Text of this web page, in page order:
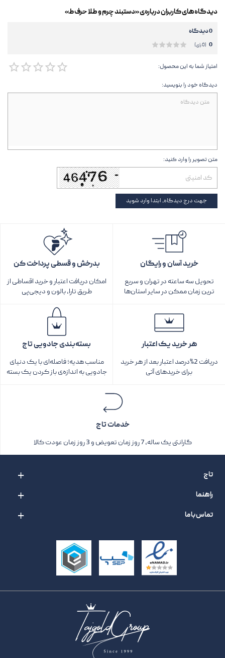
دیدگاه‌های کاربران درباره‌ی «دستبند چرم و طلا حرف ط»
0 دیدگاه
0 (0 رای)
امتیاز شما به این محصول:
دیدگاه خود را بنویسید:
متن تصویر را وارد کنید:
جهت درج دیدگاه، ابتدا وارد شوید
خرید آسان و رایگان
تحویل سه ساعته در تهران و سریع
ترین زمان ممکن در سایر استان‌ها
بدرخش و قسطی پرداخت کن
امکان دریافت اعتبار و خرید اقساطی از
طریق تارا، بالون و دیجی‌پی
هر خرید یک اعتبار
دریافت 2%درصد اعتبار بعد از هر خرید
برای خریدهای آتی
بسته‌بندی جادویی تاج
مناسب هدیه؛ فاصله‌ای با یک دنیای
جادویی به اندازه‌ی باز کردن یک بسته‌
خدمات تاج
گارانتی یک ساله، 7 روز زمان تعویض و 3 روز زمان عودت کالا
تاج
راهنما
تماس با ما